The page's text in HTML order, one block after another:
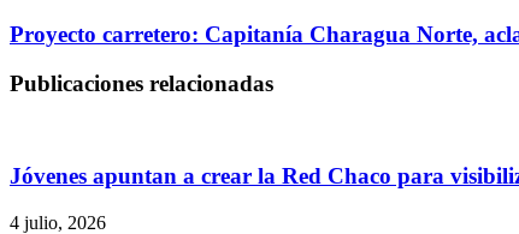
Proyecto carretero: Capitanía Charagua Norte,
Publicaciones relacionadas
Jóvenes apuntan a crear la Red Chaco para
4 julio, 2026